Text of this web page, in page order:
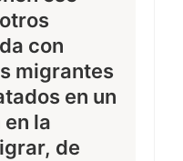
con
migrantes
en un
la
de